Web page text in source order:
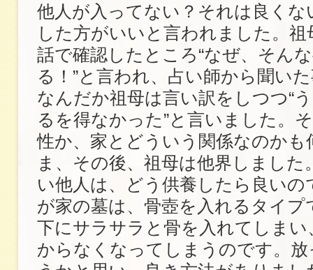
他人が入ってない？それは良くな
した方がいいと言われました。祖
話で確認したところ“なぜ、そん
る！”と言われ、占い師から聞い
なんだか祖母は言い訳をしつつ“
るを得なかった”と言いました。
性か、家とどういう関係なのかも
ま、その後、祖母は他界しました
い他人は、どう供養したら良いの
が家の墓は、骨壺を入れるタイプ
下にサラサラと骨を入れてしまい
からなくなってしまうのです。